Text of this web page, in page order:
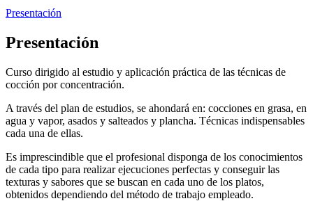
Presentación
Presentación
Curso dirigido al estudio y aplicación práctica de las técnicas de
cocción por concentración.
A través del plan de estudios, se ahondará en: cocciones en grasa, en
agua y vapor, asados y salteados y plancha. Técnicas indispensables
cada una de ellas.
Es imprescindible que el profesional disponga de los conocimientos
de cada tipo para realizar ejecuciones perfectas y conseguir las
texturas y sabores que se buscan en cada uno de los platos,
obtenidos dependiendo del método de trabajo empleado.